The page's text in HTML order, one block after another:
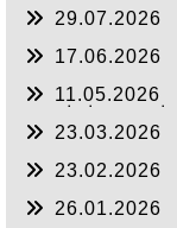
29.07.2026
17.06.2026
11.05.2026
23.03.2026
23.02.2026
26.01.2026